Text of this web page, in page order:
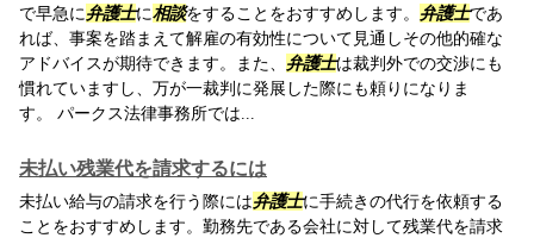
で早急に弁護士に相談をすることをおすすめします。 弁護士であ
れば、事案を踏まえて解雇の有効性について見通しその他的確な
アドバイスが期待できます。また、 弁護士は裁判外での交渉にも
慣れていますし、万が一裁判に発展した際にも頼りになりま
す。 パークス法律事務所では...
未払い残業代を請求するには
未払い給与の請求を行う際には弁護士に手続きの代行を依頼する
ことをおすすめします。勤務先である会社に対して残業代を請求